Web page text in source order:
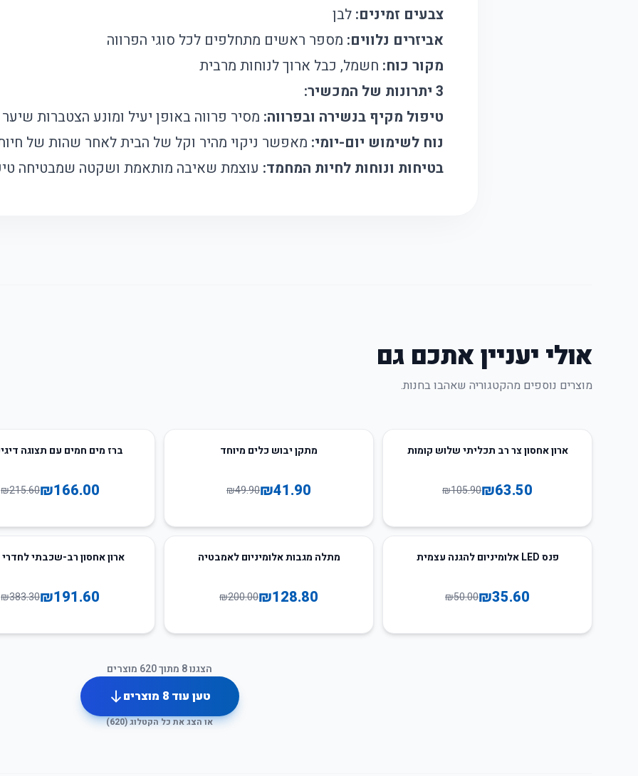
צבעים זמינים: לבן
אביזרים נלווים: מספר ראשים מתחלפים לכל סוגי הפרווה
מקור כוח: חשמל, כבל ארוך לנוחות מרבית
3 יתרונות של המכשיר:
טיפול מקיף בנשירה ובפרווה: מסיר פרווה באופן יעיל ומונע הצטברות
נוח לשימוש יום-יומי: מאפשר ניקוי מהיר וקל של הבית לאחר שהות של
בטיחות ונוחות לחיות המחמד: עוצמת שאיבה מותאמת ושקטה שמבטיחה
אולי יעניין אתכם גם
מוצרים נוספים מהקטגוריה שאהבו בחנות.
40
ארון אחסון צר רב תכליתי שלוש קומות
₪63.50
₪105.90
מתקן יבוש כלים מיוחד
₪41.90
₪49.90
ברז מים חמים עם תצוגה
₪166.00
₪215.60
פנס LED אלומיניום להגנה עצמית
₪35.60
₪50.00
מתלה מגבות אלומיניום לאמבטיה
₪128.80
₪200.00
ארון אחסון רב-שכבתי
₪191.60
₪383.30
הצגנו8 מתוך620 מוצרים
טען עוד8 מוצרים
או הצג את כל הקטלוג (620
)